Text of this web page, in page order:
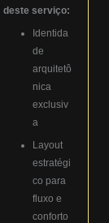
deste serviço:
Identida
de
arquitetô
nica
exclusiv
a
Layout
estratégi
co para
fluxo e
conforto